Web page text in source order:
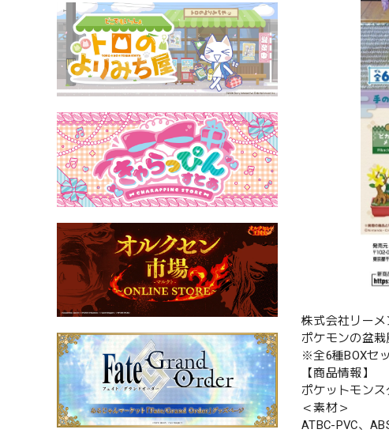
株式会社リーメ
ポケモンの盆
※全6種BOXセ
【商品情報】
ポケットモン
＜素材＞
ATBC-PVC、